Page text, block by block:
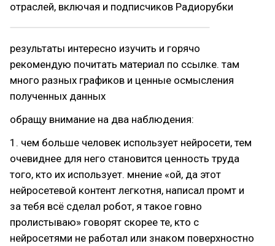
отраслей, включая и подписчиков Радиорубки
результаты интересно изучить и горячо
рекомендую почитать материал по ссылке. там
много разных графиков и ценные осмысления
полученных данных
обращу внимание на два наблюдения:
1. чем больше человек использует нейросети, тем
очевиднее для него становится ценность труда
того, кто их использует. мнение «ой, да этот
нейросетевой контент легкотня, написал промт и
за тебя всё сделал робот, я такое говно
пролистываю» говорят скорее те, кто с
нейросетями не работал или знаком поверхностно